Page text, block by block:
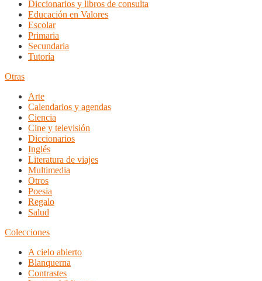
Diccionarios y libros de consulta
Educación en Valores
Escolar
Primaria
Secundaria
Tutoría
Otras
Arte
Calendarios y agendas
Ciencia
Cine y televisión
Diccionarios
Inglés
Literatura de viajes
Multimedia
Otros
Poesia
Regalo
Salud
Colecciones
A cielo abierto
Blanquerna
Contrastes